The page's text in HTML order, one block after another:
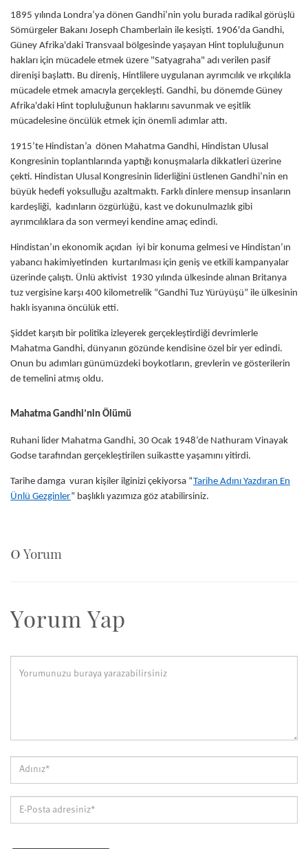
1895 yılında Londra’ya dönen Gandhi’nin yolu burada radikal görüşlü
Sömürgeler Bakanı Joseph Chamberlain ile kesişti. 1906'da Gandhi,
Güney Afrika'daki Transvaal bölgesinde yaşayan Hint topluluğunun
hakları için mücadele etmek üzere "Satyagraha" adı verilen pasif
direnişi başlattı. Bu direniş, Hintlilere uygulanan ayrımcılık ve ırkçılıkla
mücadele etmek amacıyla gerçekleşti. Gandhi, bu dönemde Güney
Afrika'daki Hint topluluğunun haklarını savunmak ve eşitlik
mücadelesine öncülük etmek için önemli adımlar attı.
1915’te Hindistan’a dönen Mahatma Gandhi, Hindistan Ulusal
Kongresinin toplantılarında yaptığı konuşmalarla dikkatleri üzerine
çekti. Hindistan Ulusal Kongresinin liderliğini üstlenen Gandhi’nin en
büyük hedefi yoksulluğu azaltmaktı. Farklı dinlere mensup insanların
kardeşliği, kadınların özgürlüğü, kast ve dokunulmazlık gibi
ayrımcılıklara da son vermeyi kendine amaç edindi.
Hindistan’ın ekonomik açıdan iyi bir konuma gelmesi ve Hindistan’ın
yabancı hakimiyetinden kurtarılması için geniş ve etkili kampanyalar
üzerinde çalıştı. Ünlü aktivist 1930 yılında ülkesinde alınan Britanya
tuz vergisine karşı 400 kilometrelik “Gandhi Tuz Yürüyüşü” ile ülkesinin
haklı isyanına öncülük etti.
Şiddet karşıtı bir politika izleyerek gerçekleştirdiği devrimlerle
Mahatma Gandhi, dünyanın gözünde kendisine özel bir yer edindi.
Onun bu adımları günümüzdeki boykotların, grevlerin ve gösterilerin
de temelini atmış oldu.
Mahatma Gandhi’nin Ölümü
Ruhani lider Mahatma Gandhi, 30 Ocak 1948’de Nathuram Vinayak
Godse tarafından gerçekleştirilen suikastte yaşamını yitirdi.
Tarihe damga vuran kişiler ilginizi çekiyorsa “Tarihe Adını Yazdıran En
Ünlü Gezginler” başlıklı yazımıza göz atabilirsiniz.
0Yorum
Yorum Yap